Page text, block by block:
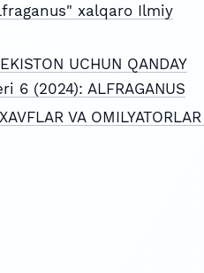
xalqaro Ilmiy
UCHUN QANDAY
(2024): ALFRAGANUS
VA OMILYATORLAR